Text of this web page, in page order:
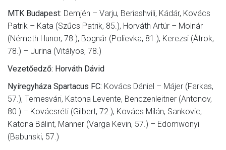
MTK Budapest: Demjén – Varju, Beriashvili, Kádár, Kovács
Patrik – Kata (Szűcs Patrik, 85.), Horváth Artúr – Molnár
(Németh Hunor, 78.), Bognár (Polievka, 81.), Kerezsi (Átrok,
78.) – Jurina (Vitályos, 78.)
Vezetőedző: Horváth Dávid
Nyíregyháza Spartacus FC: Kovács Dániel – Májer (Farkas,
57.), Temesvári, Katona Levente, Benczenleitner (Antonov,
80.) – Kovácsréti (Gilbert, 72.), Kovács Milán, Sankovic,
Katona Bálint, Manner (Varga Kevin, 57.) – Edomwonyi
(Babunski, 57.)